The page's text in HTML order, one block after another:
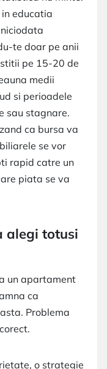
educatia
te doar pe anii
pe 15-20 de
medii
si perioadele
sau stagnare.
ca bursa va
se vor
rapid catre un
piata se va
alegi totusi
un apartament
ca
Problema
o strategie